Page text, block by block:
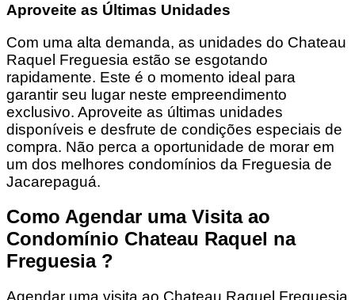
Aproveite as Últimas Unidades
Com uma alta demanda, as unidades do Chateau
Raquel Freguesia estão se esgotando
rapidamente. Este é o momento ideal para
garantir seu lugar neste empreendimento
exclusivo. Aproveite as últimas unidades
disponíveis e desfrute de condições especiais de
compra. Não perca a oportunidade de morar em
um dos melhores condomínios da Freguesia de
Jacarepaguá.
Como Agendar uma Visita ao
Condomínio Chateau Raquel na
Freguesia ?